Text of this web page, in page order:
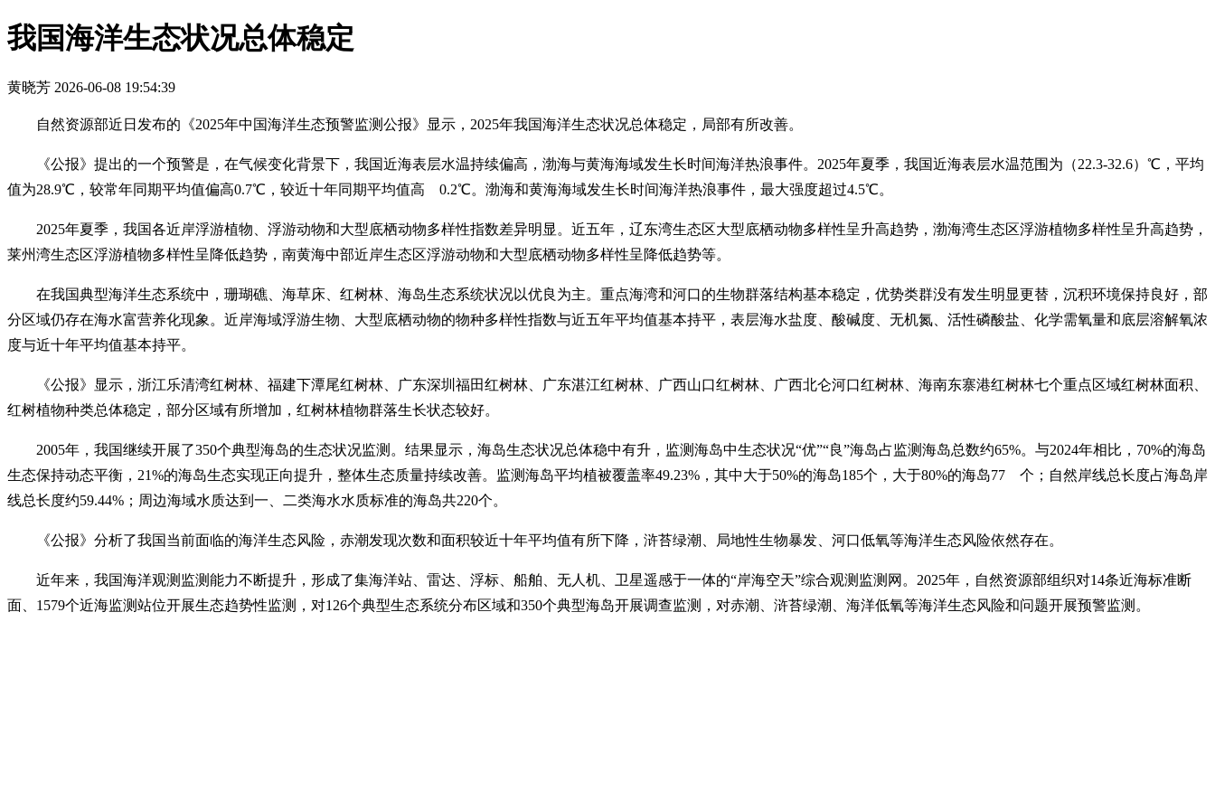
我国海洋生态状况总体稳定
黄晓芳 2026-06-08 19:54:39
自然资源部近日发布的《2025年中国海洋生态预警监测公报》显示，2025年我国海洋生态状况总体稳定，局部有所改善。
《公报》提出的一个预警是，在气候变化背景下，我国近海表层水温持续偏高，渤海与黄海海域发生长时间海洋热浪事件。2025年夏季，我国近海表层水温范围为（22.3-32.6）℃，平均
值为28.9℃，较常年同期平均值偏高0.7℃，较近十年同期平均值高 0.2℃。渤海和黄海海域发生长时间海洋热浪事件，最大强度超过4.5℃。
2025年夏季，我国各近岸浮游植物、浮游动物和大型底栖动物多样性指数差异明显。近五年，辽东湾生态区大型底栖动物多样性呈升高趋势，渤海湾生态区浮游植物多样性呈升高趋势，
莱州湾生态区浮游植物多样性呈降低趋势，南黄海中部近岸生态区浮游动物和大型底栖动物多样性呈降低趋势等。
在我国典型海洋生态系统中，珊瑚礁、海草床、红树林、海岛生态系统状况以优良为主。重点海湾和河口的生物群落结构基本稳定，优势类群没有发生明显更替，沉积环境保持良好，部
分区域仍存在海水富营养化现象。近岸海域浮游生物、大型底栖动物的物种多样性指数与近五年平均值基本持平，表层海水盐度、酸碱度、无机氮、活性磷酸盐、化学需氧量和底层溶解氧浓
度与近十年平均值基本持平。
《公报》显示，浙江乐清湾红树林、福建下潭尾红树林、广东深圳福田红树林、广东湛江红树林、广西山口红树林、广西北仑河口红树林、海南东寨港红树林七个重点区域红树林面积、
红树植物种类总体稳定，部分区域有所增加，红树林植物群落生长状态较好。
2005年，我国继续开展了350个典型海岛的生态状况监测。结果显示，海岛生态状况总体稳中有升，监测海岛中生态状况“优”“良”海岛占监测海岛总数约65%。与2024年相比，70%的海岛
生态保持动态平衡，21%的海岛生态实现正向提升，整体生态质量持续改善。监测海岛平均植被覆盖率49.23%，其中大于50%的海岛185个，大于80%的海岛77 个；自然岸线总长度占海岛岸
线总长度约59.44%；周边海域水质达到一、二类海水水质标准的海岛共220个。
《公报》分析了我国当前面临的海洋生态风险，赤潮发现次数和面积较近十年平均值有所下降，浒苔绿潮、局地性生物暴发、河口低氧等海洋生态风险依然存在。
近年来，我国海洋观测监测能力不断提升，形成了集海洋站、雷达、浮标、船舶、无人机、卫星遥感于一体的“岸海空天”综合观测监测网。2025年，自然资源部组织对14条近海标准断
面、1579个近海监测站位开展生态趋势性监测，对126个典型生态系统分布区域和350个典型海岛开展调查监测，对赤潮、浒苔绿潮、海洋低氧等海洋生态风险和问题开展预警监测。